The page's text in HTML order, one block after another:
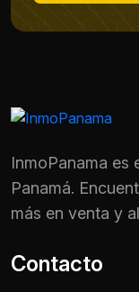
InmoPanama es
Panamá.
más en venta y
Contacto